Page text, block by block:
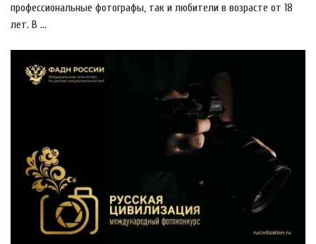
профессиональные фотографы, так и любители в возрасте от 18
лет. В ...